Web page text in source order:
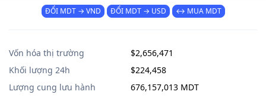
ĐỔI MDT → VND ĐỔI MDT → USD ↔ MUA MDT
Vốn hóa thị trường
$2,656,471
Khối lượng 24h
$224,458
Lượng cung lưu hành
676,157,013 MDT